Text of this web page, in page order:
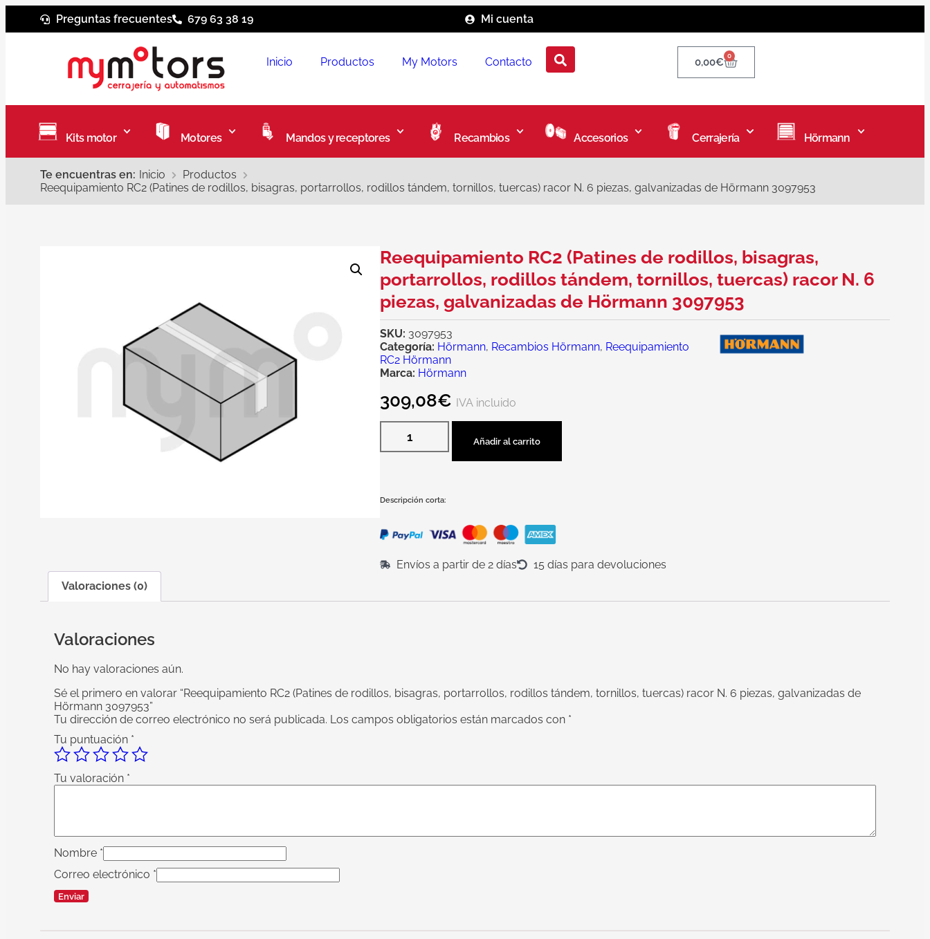
Preguntas frecuentes 679 63 38 19 Mi cuenta
Inicio Productos My Motors Contacto 0,00€ 0
Kits motor Motores Mandos y receptores Recambios Accesorios Cerrajería Hörmann
Te encuentras en: Inicio
Productos
Reequipamiento RC2 (Patines de rodillos, bisagras, portarrollos, rodillos tándem, tornillos, tuercas) racor N. 6 piezas, galvanizadas de Hörmann 3097953
Reequipamiento RC2 (Patines de rodillos, bisagras,
portarrollos, rodillos tándem, tornillos, tuercas) racor N. 6
piezas, galvanizadas de Hörmann 3097953
SKU: 3097953
Categoría: Hörmann, Recambios Hörmann, Reequipamiento
RC2 Hörmann
Marca: Hörmann
309,08€ IVA incluido
Añadir al carrito
Descripción corta:
Envíos a partir de 2 días
15 días para devoluciones
Valoraciones (0)
Valoraciones
No hay valoraciones aún.
Sé el primero en valorar “Reequipamiento RC2 (Patines de rodillos, bisagras, portarrollos, rodillos tándem, tornillos, tuercas) racor N. 6 piezas, galvanizadas de
Hörmann 3097953”
Tu dirección de correo electrónico no será publicada. Los campos obligatorios están marcados con *
Tu puntuación *
Tu valoración *
Nombre *
Correo electrónico *